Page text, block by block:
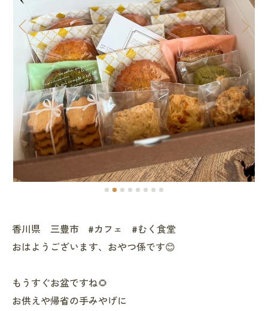
香川県 三豊市 #カフェ #むく食堂
おはようございます、おやつ係です😊
もうすぐお盆ですね🌻
お供えや帰省の手みやげに